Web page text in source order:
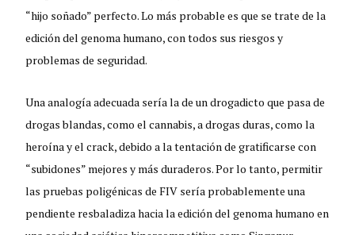
“hijo soñado” perfecto. Lo más probable es que se trate de la
edición del genoma humano, con todos sus riesgos y
problemas de seguridad.
Una analogía adecuada sería la de un drogadicto que pasa de
drogas blandas, como el cannabis, a drogas duras, como la
heroína y el crack, debido a la tentación de gratificarse con
“subidones” mejores y más duraderos. Por lo tanto, permitir
las pruebas poligénicas de FIV sería probablemente una
pendiente resbaladiza hacia la edición del genoma humano en